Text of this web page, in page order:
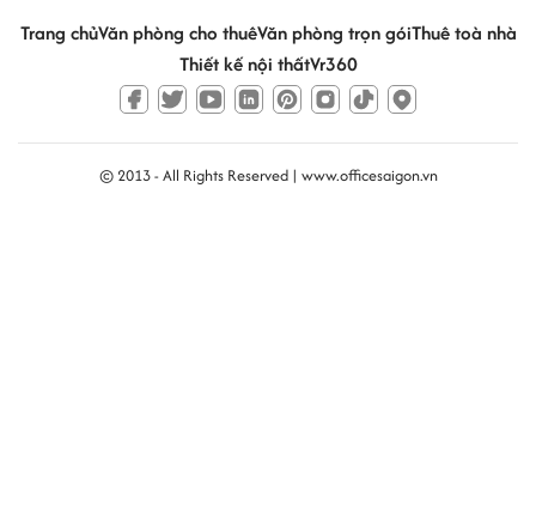
Trang chủVăn phòng cho thuêVăn phòng trọn góiThuê toà nhà
Thiết kế nội thấtVr360
© 2013 - All Rights Reserved | www.officesaigon.vn